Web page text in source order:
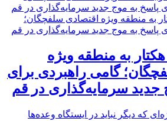
الحاق ۱۵۰۰ هکتار به منطقه ویژه
گامی راهبردی برای
جدید سرمایه‌گذاری در قم